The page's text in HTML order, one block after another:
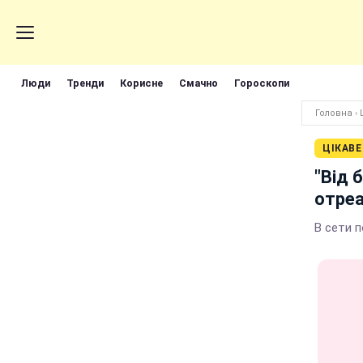
Люди Тренди Корисне Смачно Гороскопи
Головна ›
ЦІКАВЕ
"Від
В сети